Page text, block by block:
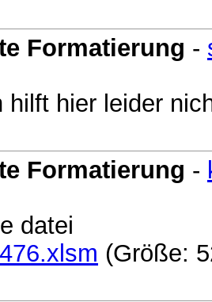
Formatierung -
hilft hier leider
Formatierung -
datei
(Größe: